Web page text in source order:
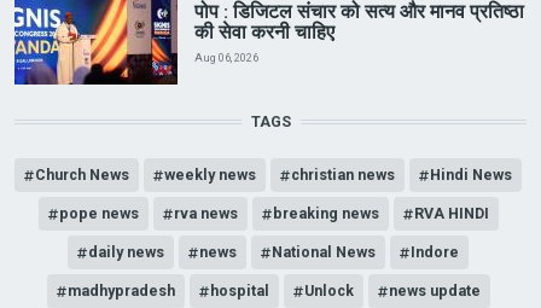
पोप : डिजिटल संचार को सत्य और मानव प्रतिष्ठा
की सेवा करनी चाहिए
Aug 06, 2026
TAGS
Church News weekly news christian news Hindi News
pope news rva news breaking news RVA HINDI
daily news news National News Indore
madhypradesh hospital Unlock news update